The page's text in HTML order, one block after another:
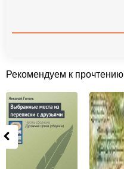
Рекомендуем к прочтению